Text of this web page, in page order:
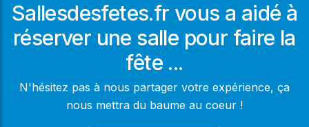
Sallesdesfetes.fr vous a aidé à
réserver une salle pour faire la
fête ...
N'hésitez pas à nous partager votre expérience, ça
nous mettra du baume au coeur !